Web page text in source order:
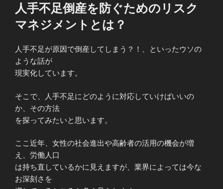
日:
人手不足倒産を防ぐためのリスク
マネジメントとは？
人手不足が原因で倒産してしまう？！、といったウソの
ような話が
現実化しています。
そこで、人手不足にどのように対応していけばいいの
か、その方法
を探ってみたいと思います。
ここ近年、女性の社会進出や高齢者の活用の機会が増
え、労働人口
は持ち直しているかに見えますが、業界によっては今な
お深刻さを